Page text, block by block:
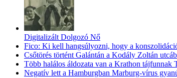
Digitalizált Dolgozó Nő
Fico: Ki kell hangsúlyozni, hogy a
Csőtörés történt Galántán a Kodály Zoltán
Több halálos áldozata van a Krathon tájfunnak
Negatív lett a Hamburgban Marburg-vírus